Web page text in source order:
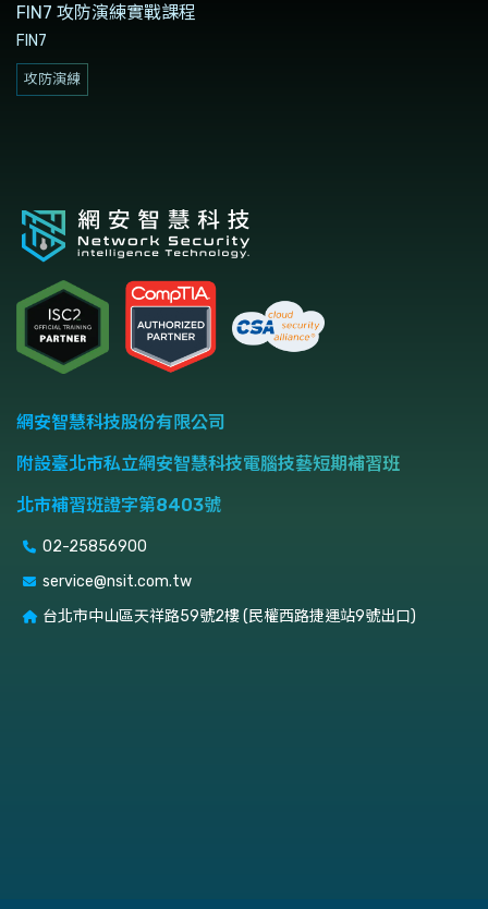
FIN7 攻防演練實戰課程
FIN7
攻防演練
網安智慧科技股份有限公司
附設臺北市私立網安智慧科技電腦技藝短期補習班
北市補習班證字第8403號
02-25856900
service@nsit.com.tw
台北市中山區天祥路59號2樓 (民權西路捷運站9號出口)